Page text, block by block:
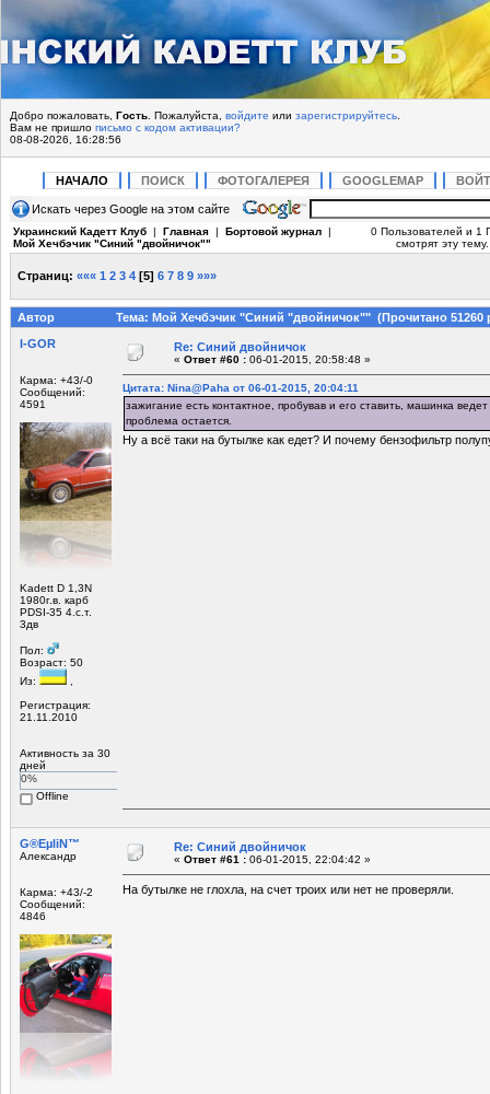
Добро пожаловать, Гость . Пожалуйста, войдите или зарегистрируйтесь
Вам не пришло письмо с кодом активации?
08-08-2026, 16:28:56
НАЧАЛО ПОИСК ФОТОГАЛЕРЕЯ GOOGLEMAP
Искать через Google на этом сайте
Украинский Кадетт Клуб | Главная | Бортовой журнал |
Мой Хечбэчик "Синий "двойничок""
0 Пользователей и 1
смотрят эту тему.
Страниц: ««« 1 2 3 4 [5] 6 7 8 9 »»»
Автор
Тема: Мой Хечбэчик "Синий "двойничок"" (Прочитано 51260
I-GOR
Карма: +43/-0
Сообщений:
4591
Kadett D 1,3N
1980г.в. карб
PDSI-35 4.с.т.
3дв
Пол:
Возраст: 50
Из:
Регистрация:
21.11.2010
Активность за 30
дней
0%
Offline
Re: Синий двойничок
« Ответ #60 : 06-01-2015, 20:58:48 »
Цитата: Nina@Paha от 06-01-2015, 20:04:11
зажигание есть контактное, пробував и его ставить, машинка
проблема остается.
Ну а всё таки на бутылке как едет? И почему бензофильтр
G®EµliN™
Александр
Карма: +43/-2
Сообщений:
4846
Re: Синий двойничок
« Ответ #61 : 06-01-2015, 22:04:42 »
На бутылке не глохла, на счет троих или нет не проверяли.